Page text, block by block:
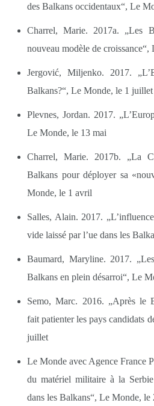
des Balkans occidentaux“, Le
Charrel, Marie. 2017a. „Les
nouveau modèle de
Jergović, Miljenko. 2017.
Balkans?“, Le Monde, le 1 juillet
Plevnes, Jordan. 2017.
Le Monde, le 13 mai
Charrel, Marie. 2017b. „La
Balkans pour déployer sa
Monde, le 1 avril
Salles, Alain. 2017.
vide laissé par l’ue dans les
Baumard, Maryline. 2017.
Balkans en plein désarroi“, Le
Semo, Marc. 2016. „Après le
fait patienter les pays candidats
juillet
Le Monde avec Agence France
du matériel militaire à la
dans les Balkans“, Le Monde, le